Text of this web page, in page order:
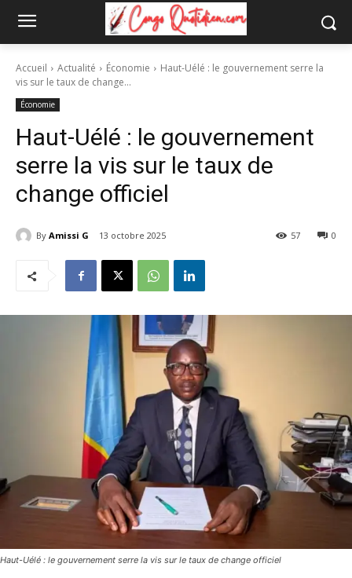
Accueil Actualité Économie
Haut-Uélé : le gouvernement serre la
vis sur le taux de change...
Économie
Haut-Uélé : le gouvernement
serre la vis sur le taux de
change officiel
By Amissi G 13 octobre 2025 0
57
Haut-Uélé : le gouvernement serre la vis sur le taux de change officiel